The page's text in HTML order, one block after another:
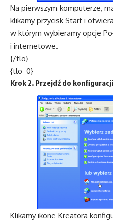
Na pierwszym komputerze,
klikamy przycisk Start i
w którym wybieramy opcje
i internetowe.
{/tlo}
{tlo_0}
Krok 2. Przejdź do
Klikamy ikone Kreatora